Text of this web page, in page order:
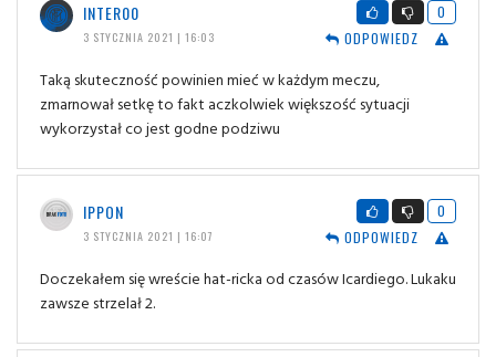
INTER00
3 STYCZNIA 2021 | 16:03
0
ODPOWIEDZ
Taką skuteczność powinien mieć w każdym meczu,
zmarnował setkę to fakt aczkolwiek większość sytuacji
wykorzystał co jest godne podziwu
IPPON
3 STYCZNIA 2021 | 16:07
0
ODPOWIEDZ
Doczekałem się wreście hat-ricka od czasów Icardiego. Lukaku
zawsze strzelał 2.